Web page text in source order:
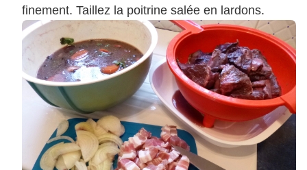
finement. Taillez la poitrine salée en lardons.